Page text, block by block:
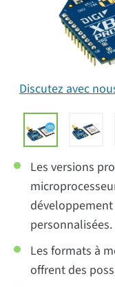
Discutez avec
Les versions
personnalisées.
Les formats à
offrent des